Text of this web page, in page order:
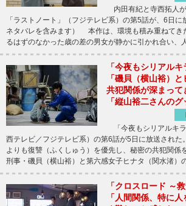
内田有紀と寺西拓人
「ラストノート」（フジテレビ系）の第5話が、6日に
ネタバレを含みます） 本作は、環境も積み重ねてき
るはずのなかった歳の差の男女が静かに引かれ合い、
「今夜もシリアル
「磯貝（横山裕）
共犯関係が深まって
「縦山裕二さんのグ
「今夜もシリアルキ
西テレビ／フジテレビ系）の第6話が5日に放送され
よりも復讐（ふくしゅう）を優先し、秘密の共犯関係
刑事・磯貝（横山裕）と第六感女子ヒナタ（関水渚）
「クロスロード ～
「人間関係、特に